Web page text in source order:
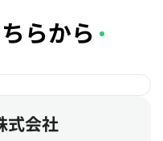
らから
式会社